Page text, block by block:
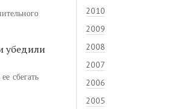
убедили
сбегать
2010
2009
2008
2007
2006
2005